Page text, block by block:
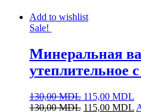
Add to wishlist
Sale!
Минеральная
утеплительное
130,00MDL 115,00 MDL
130,00MDL 115,00 MDL